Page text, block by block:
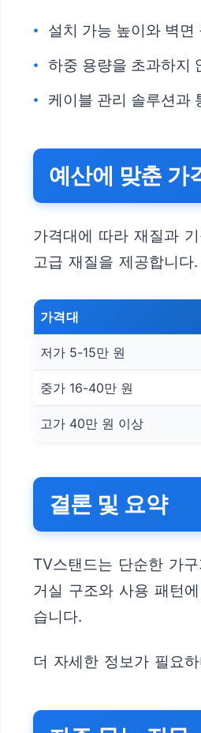
설치 가능 높이와 벽면
하중 용량을 초과하지
케이블 관리 솔루션과
예산에 맞춘 가
가격대에 따라 재질과
고급 재질을 제공합니
가격대
저가 5-15만 원
중가 16-40만 원
고가 40만 원 이상
결론 및 요약
TV스탠드는 단순한 가
거실 구조와 사용 패턴
습니다.
더 자세한 정보가 필요